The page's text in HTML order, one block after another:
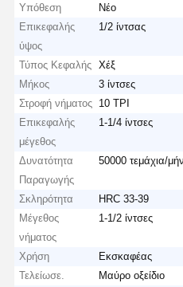
Υπόθεση
Νέο
Επικεφαλής
ύψος
1/2 ίντσας
Τύπος Κεφαλής
Χέξ
Μήκος
3 ίντσες
Στροφή νήματος 10 TPI
Επικεφαλής
μέγεθος
1-1/4 ίντσες
Δυνατότητα
Παραγωγής
50000 τεμάχια/
Σκληρότητα
HRC 33-39
Μέγεθος
νήματος
1-1/2 ίντσες
Χρήση
Εκσκαφέας
Τελείωσε.
Μαύρο οξείδιο